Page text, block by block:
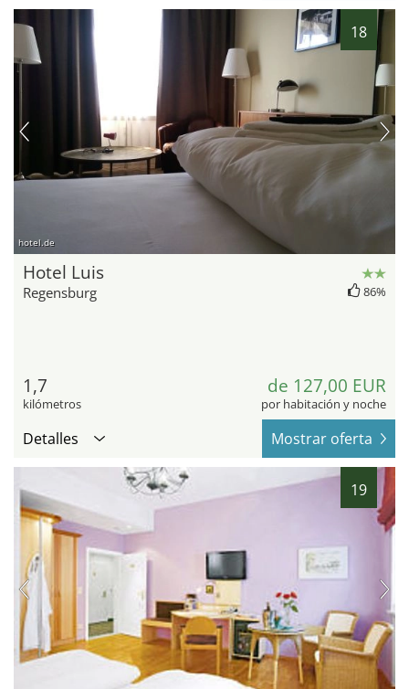
18
hotel.de
Hotel Luis
Regensburg 86%
1,7
kilómetros
de 127,00 EUR
por habitación y noche
Detalles Mostrar oferta
19